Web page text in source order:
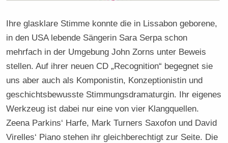
Ihre glasklare Stimme konnte die in Lissabon geborene,
in den USA lebende Sängerin Sara Serpa schon
mehrfach in der Umgebung John Zorns unter Beweis
stellen. Auf ihrer neuen CD „Recognition“ begegnet sie
uns aber auch als Komponistin, Konzeptionistin und
geschichtsbewusste Stimmungsdramaturgin. Ihr eigenes
Werkzeug ist dabei nur eine von vier Klangquellen.
Zeena Parkins‘ Harfe, Mark Turners Saxofon und David
Virelles‘ Piano stehen ihr gleichberechtigt zur Seite. Die